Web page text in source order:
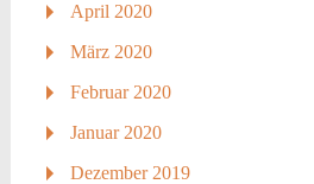
April 2020
März 2020
Februar 2020
Januar 2020
Dezember 2019